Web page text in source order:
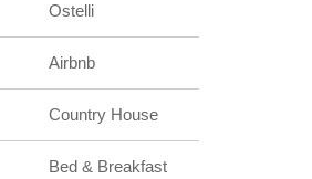
Ostelli
Airbnb
Country House
Bed & Breakfast